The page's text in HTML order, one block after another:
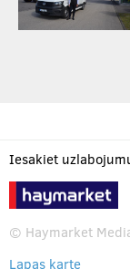
Iesakiet
© Haymarket
Lapas karte